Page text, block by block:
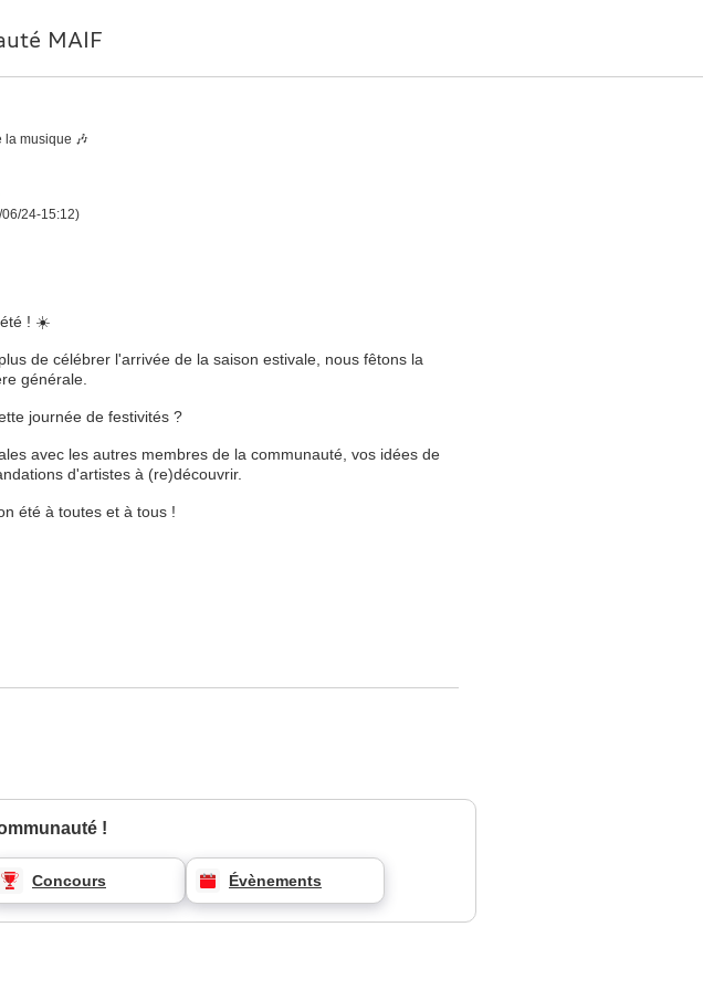
MAIF
la musique 🎶
24-15:12)
! ☀️
de célébrer l'arrivée de la saison estivale, nous fêtons la
générale.
journée de festivités ?
avec les autres membres de la communauté, vos idées de
d'artistes à (re)découvrir.
été à toutes et à tous !
!
Concours Évènements